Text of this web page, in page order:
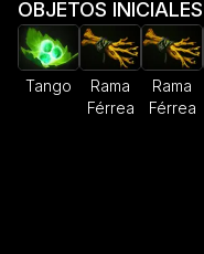
OBJETOS INICIALES
Tango
Rama
Férrea
Rama
Férrea